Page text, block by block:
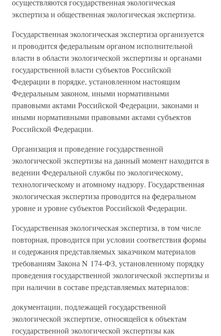
осуществляются государственная экологическая
экспертиза и общественная экологическая экспертиза.
Государственная экологическая экспертиза организуется
и проводится федеральным органом исполнительной
власти в области экологической экспертизы и органами
государственной власти субъектов Российской
Федерации в порядке, установленном настоящим
Федеральным законом, иными нормативными
правовыми актами Российской Федерации, законами и
иными нормативными правовыми актами субъектов
Российской Федерации.
Организация и проведение государственной
экологической экспертизы на данный момент находится в
ведении Федеральной службы по экологическому,
технологическому и атомному надзору. Государственная
экологическая экспертиза проводится на федеральном
уровне и уровне субъектов Российской Федерации.
Государственная экологическая экспертиза, в том числе
повторная, проводится при условии соответствия формы
и содержания представляемых заказчиком материалов
требованиям Закона N 174-ФЗ, установленному порядку
проведения государственной экологической экспертизы и
при наличии в составе представляемых материалов:
документации, подлежащей государственной
экологической экспертизе, относящейся к объектам
государственной экологической экспертизы как